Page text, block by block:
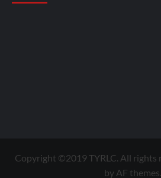
Copyright ©2019 TYRLC. All rights
by AF themes.